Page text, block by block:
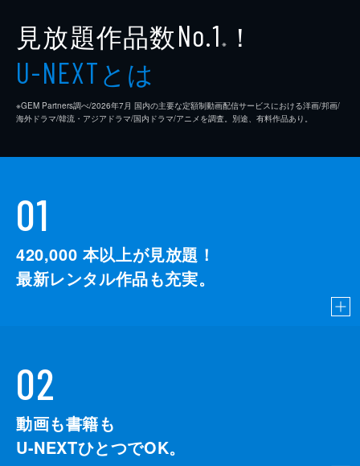
見放題作品数No.1 ※ ！
U-NEXTとは
※GEM Partners調べ/2026年7⽉ 国内の主要な定額制動画配信サービスにおける洋画/邦画/
海外ドラマ/韓流・アジアドラマ/国内ドラマ/アニメを調査。別途、有料作品あり。
01
420,000 本以上が見放題！
最新レンタル作品も充実。
02
動画も書籍も
U-NEXTひとつでOK。